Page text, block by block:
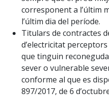
corresponent a l’últim
l’últim dia del període.
Titulars de contractes
d’electricitat
que tinguin
sever o vulnerable
conforme al que es
897/2017, de 6